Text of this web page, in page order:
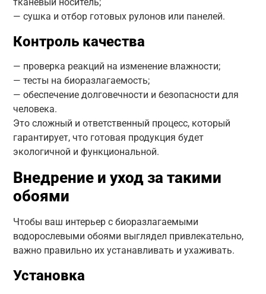
— сушка и отбор готовых рулонов или панелей.
Контроль качества
— проверка реакций на изменение влажности;
— тесты на биоразлагаемость;
— обеспечение долговечности и безопасности для
человека.
Это сложный и ответственный процесс, который
гарантирует, что готовая продукция будет
экологичной и функциональной.
Внедрение и уход за такими
обоями
Чтобы ваш интерьер с биоразлагаемыми
водорослевыми обоями выглядел привлекательно,
важно правильно их устанавливать и ухаживать.
Установка